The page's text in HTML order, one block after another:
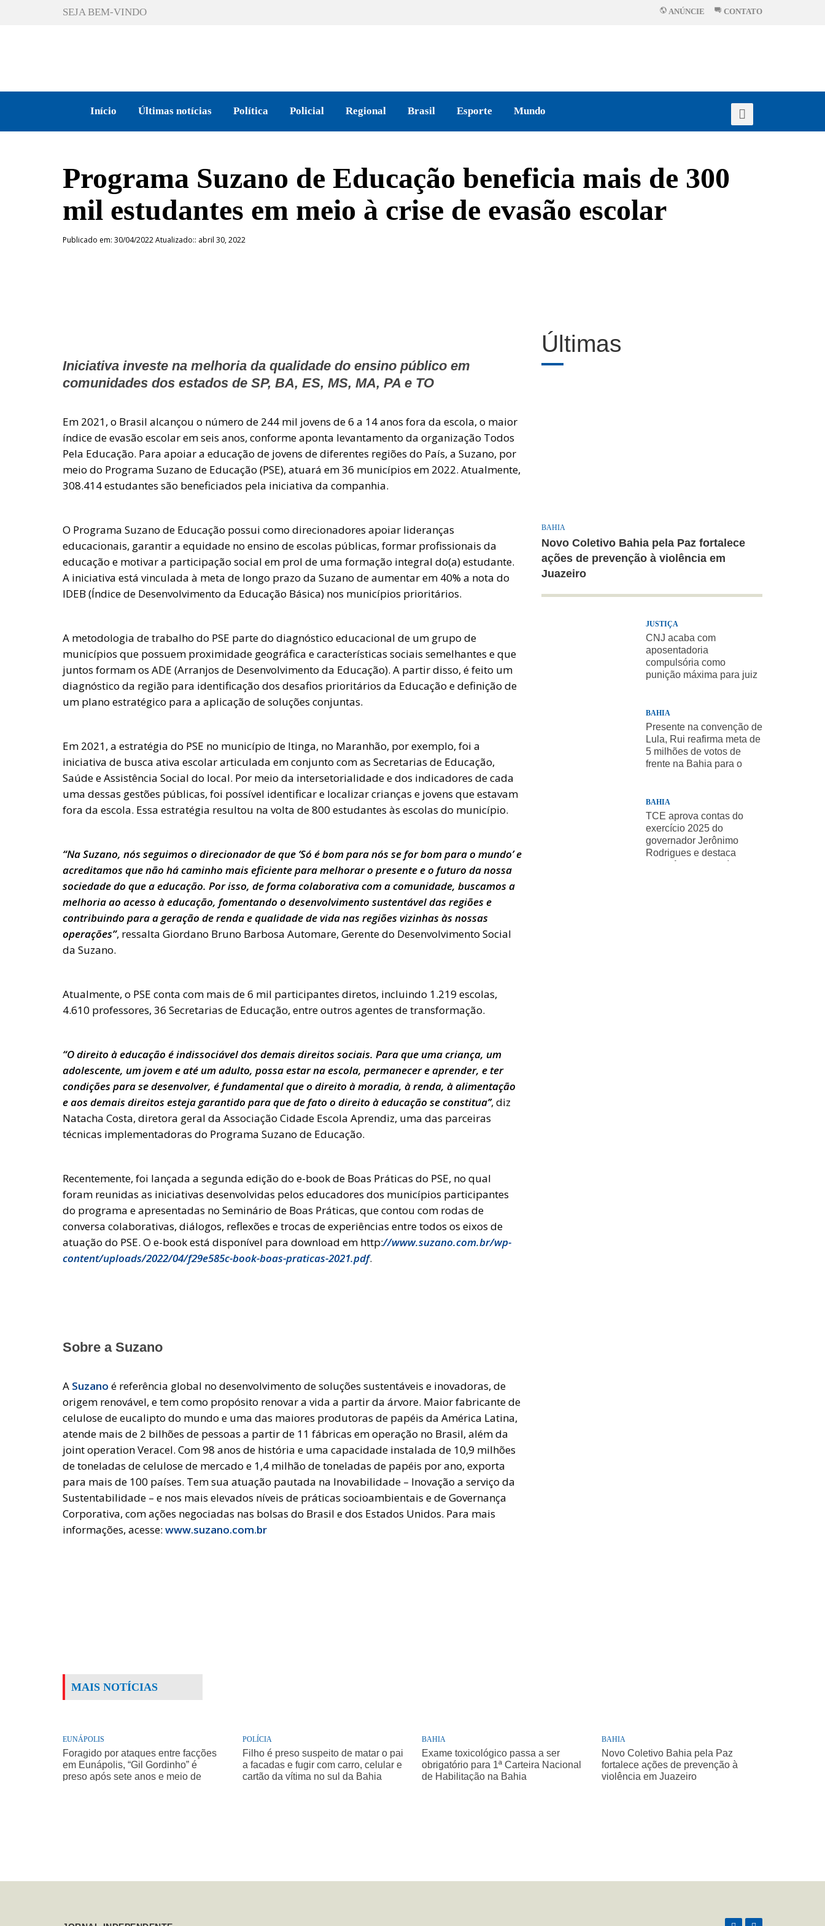
SEJA BEM-VINDO ANÚNCIE CONTATO
Início Últimas notícias Política Policial Regional Brasil Esporte Mundo
Programa Suzano de Educação beneficia mais de 300
mil estudantes em meio à crise de evasão escolar
Publicado em: 30/04/2022 Atualizado:: abril 30, 2022
Iniciativa investe na melhoria da qualidade do ensino público em
comunidades dos estados de SP, BA, ES, MS, MA, PA e TO
Em 2021, o Brasil alcançou o número de 244 mil jovens de 6 a 14 anos fora da escola, o maior
índice de evasão escolar em seis anos, conforme aponta levantamento da organização Todos
Pela Educação. Para apoiar a educação de jovens de diferentes regiões do País, a Suzano, por
meio do Programa Suzano de Educação (PSE), atuará em 36 municípios em 2022. Atualmente,
308.414 estudantes são beneficiados pela iniciativa da companhia.
O Programa Suzano de Educação possui como direcionadores apoiar lideranças
educacionais, garantir a equidade no ensino de escolas públicas, formar profissionais da
educação e motivar a participação social em prol de uma formação integral do(a) estudante.
A iniciativa está vinculada à meta de longo prazo da Suzano de aumentar em 40% a nota do
IDEB (Índice de Desenvolvimento da Educação Básica) nos municípios prioritários.
A metodologia de trabalho do PSE parte do diagnóstico educacional de um grupo de
municípios que possuem proximidade geográfica e características sociais semelhantes e que
juntos formam os ADE (Arranjos de Desenvolvimento da Educação). A partir disso, é feito um
diagnóstico da região para identificação dos desafios prioritários da Educação e definição de
um plano estratégico para a aplicação de soluções conjuntas.
Em 2021, a estratégia do PSE no município de Itinga, no Maranhão, por exemplo, foi a
iniciativa de busca ativa escolar articulada em conjunto com as Secretarias de Educação,
Saúde e Assistência Social do local. Por meio da intersetorialidade e dos indicadores de cada
uma dessas gestões públicas, foi possível identificar e localizar crianças e jovens que estavam
fora da escola. Essa estratégia resultou na volta de 800 estudantes às escolas do município.
“Na Suzano, nós seguimos o direcionador de que ‘Só é bom para nós se for bom para o mundo’ e
acreditamos que não há caminho mais eficiente para melhorar o presente e o futuro da nossa
sociedade do que a educação. Por isso, de forma colaborativa com a comunidade, buscamos a
melhoria ao acesso à educação, fomentando o desenvolvimento sustentável das regiões e
contribuindo para a geração de renda e qualidade de vida nas regiões vizinhas às nossas
operações”, ressalta Giordano Bruno Barbosa Automare, Gerente do Desenvolvimento Social
da Suzano.
Atualmente, o PSE conta com mais de 6 mil participantes diretos, incluindo 1.219 escolas,
4.610 professores, 36 Secretarias de Educação, entre outros agentes de transformação.
“O direito à educação é indissociável dos demais direitos sociais. Para que uma criança, um
adolescente, um jovem e até um adulto, possa estar na escola, permanecer e aprender, e ter
condições para se desenvolver, é fundamental que o direito à moradia, à renda, à alimentação
e aos demais direitos esteja garantido para que de fato o direito à educação se constitua’’, diz
Natacha Costa, diretora geral da Associação Cidade Escola Aprendiz, uma das parceiras
técnicas implementadoras do Programa Suzano de Educação.
Recentemente, foi lançada a segunda edição do e-book de Boas Práticas do PSE, no qual
foram reunidas as iniciativas desenvolvidas pelos educadores dos municípios participantes
do programa e apresentadas no Seminário de Boas Práticas, que contou com rodas de
conversa colaborativas, diálogos, reflexões e trocas de experiências entre todos os eixos de
atuação do PSE. O e-book está disponível para download em http://www.suzano.com.br/wp-
content/uploads/2022/04/f29e585c-book-boas-praticas-2021.pdf.
Sobre a Suzano
A Suzano é referência global no desenvolvimento de soluções sustentáveis e inovadoras, de
origem renovável, e tem como propósito renovar a vida a partir da árvore. Maior fabricante de
celulose de eucalipto do mundo e uma das maiores produtoras de papéis da América Latina,
atende mais de 2 bilhões de pessoas a partir de 11 fábricas em operação no Brasil, além da
joint operation Veracel. Com 98 anos de história e uma capacidade instalada de 10,9 milhões
de toneladas de celulose de mercado e 1,4 milhão de toneladas de papéis por ano, exporta
para mais de 100 países. Tem sua atuação pautada na Inovabilidade – Inovação a serviço da
Sustentabilidade – e nos mais elevados níveis de práticas socioambientais e de Governança
Corporativa, com ações negociadas nas bolsas do Brasil e dos Estados Unidos. Para mais
informações, acesse: www.suzano.com.br
Últimas
BAHIA
Novo Coletivo Bahia pela Paz fortalece
ações de prevenção à violência em
Juazeiro
JUSTIÇA
CNJ acaba com
aposentadoria
compulsória como
punição máxima para juiz
BAHIA
Presente na convenção de
Lula, Rui reafirma meta de
5 milhões de votos de
frente na Bahia para o
BAHIA
TCE aprova contas do
exercício 2025 do
governador Jerônimo
Rodrigues e destaca
MAIS NOTÍCIAS
EUNÁPOLIS
Foragido por ataques entre facções
em Eunápolis, “Gil Gordinho” é
preso após sete anos e meio de
POLÍCIA
Filho é preso suspeito de matar o pai
a facadas e fugir com carro, celular e
cartão da vítima no sul da Bahia
BAHIA
Exame toxicológico passa a ser
obrigatório para 1ª Carteira Nacional
de Habilitação na Bahia
BAHIA
Novo Coletivo Bahia pela Paz
fortalece ações de prevenção à
violência em Juazeiro